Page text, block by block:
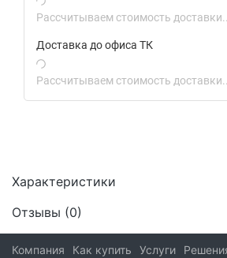
Рассчитываем стоимость доставки...
Доставка до офиса ТК
Рассчитываем стоимость доставки...
Характеристики
Отзывы (0)
Компания Как купить Услуги